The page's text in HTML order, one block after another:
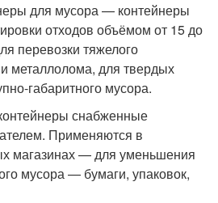
для мусора — контейнеры
отходов объёмом от 15 до
перевозки тяжелого
металлолома, для твердых
габаритного мусора.
снабженные
Применяются в
магазинах — для уменьшения
мусора — бумаги, упаковок,